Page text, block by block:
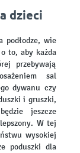
dzieci
wie
to, aby każda
przebywają
sal
dywanu czy
i gruszki,
jeszcze
W tej
wysokiej
poduszki dla